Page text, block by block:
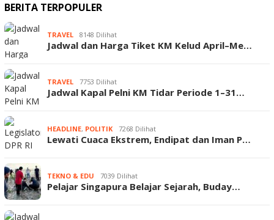
BERITA TERPOPULER
TRAVEL 8148 Dilihat
Jadwal dan Harga Tiket KM Kelud April–Me…
TRAVEL 7753 Dilihat
Jadwal Kapal Pelni KM Tidar Periode 1–31…
HEADLINE, POLITIK 7268 Dilihat
Lewati Cuaca Ekstrem, Endipat dan Iman P…
TEKNO & EDU 7039 Dilihat
Pelajar Singapura Belajar Sejarah, Buday…